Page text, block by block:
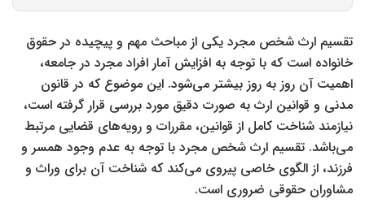
تقسیم ارث شخص مجرد یکی از مباحث مهم و پیچیده در حقوق
خانواده است که با توجه به افزایش آمار افراد مجرد در جامعه،
اهمیت آن روز به روز بیشتر می‌شود. این موضوع که در قانون
مدنی و قوانین ارث به صورت دقیق مورد بررسی قرار گرفته است،
نیازمند شناخت کامل از قوانین، مقررات و رویه‌های قضایی مرتبط
می‌باشد. تقسیم ارث شخص مجرد با توجه به عدم وجود همسر و
فرزند، از الگوی خاصی پیروی می‌کند که شناخت آن برای وراث و
مشاوران حقوقی ضروری است.